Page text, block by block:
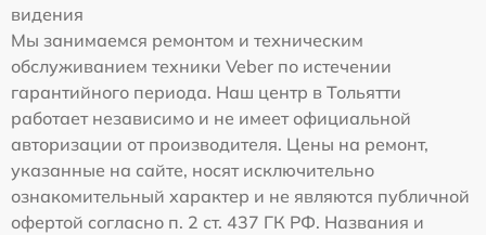
видения
Мы занимаемся ремонтом и техническим
обслуживанием техники Veber по истечении
гарантийного периода. Наш центр в Тольятти
работает независимо и не имеет официальной
авторизации от производителя. Цены на ремонт,
указанные на сайте, носят исключительно
ознакомительный характер и не являются публичной
офертой согласно п. 2 ст. 437 ГК РФ. Названия и